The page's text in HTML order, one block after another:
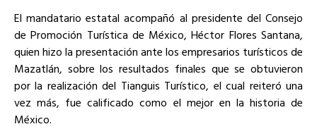
El mandatario estatal acompañó al presidente del Consejo
de Promoción Turística de México, Héctor Flores Santana,
quien hizo la presentación ante los empresarios turísticos de
Mazatlán, sobre los resultados finales que se obtuvieron
por la realización del Tianguis Turístico, el cual reiteró una
vez más, fue calificado como el mejor en la historia de
México.